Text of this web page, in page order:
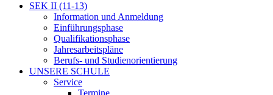
SEK II (11-13)
Information und Anmeldung
Einführungsphase
Qualifikationsphase
Jahresarbeitspläne
Berufs- und Studienorientierung
UNSERE SCHULE
Service
Termine